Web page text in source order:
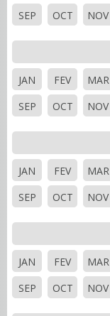
SEP
OCT NOV
JAN FEV MAR
SEP
OCT NOV
JAN FEV MAR
SEP
OCT NOV
JAN FEV MAR
SEP
OCT NOV